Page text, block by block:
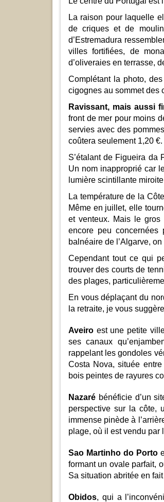
La raison pour laquelle
de criques et de
d’Estremadura
villes fortifiées, de
d’oliveraies en terrasse,
Complétant la photo,
cigognes au sommet
Ravissant, mais aussi
front de mer pour moins
servies avec des
coûtera seulement 1,20 €.
S’étalant de Figueira da
Un nom inapproprié car
lumière scintillante
La température de la
Même en juillet, elle
et venteux. Mais le gros
encore peu concernées
balnéaire de l’Algarve,
Cependant tout ce qui
trouver des courts de
des plages,
En vous déplaçant du
la retraite, je vous
Aveiro est une petite
ses canaux
rappelant les gondoles
Costa Nova, située
bois peintes de rayures
Nazaré bénéficie d’un
perspective sur la côte,
immense pinède à
plage, où il est vendu par
Sao Martinho do Porto
formant un ovale parfait,
Sa situation abritée en
Obidos, qui a